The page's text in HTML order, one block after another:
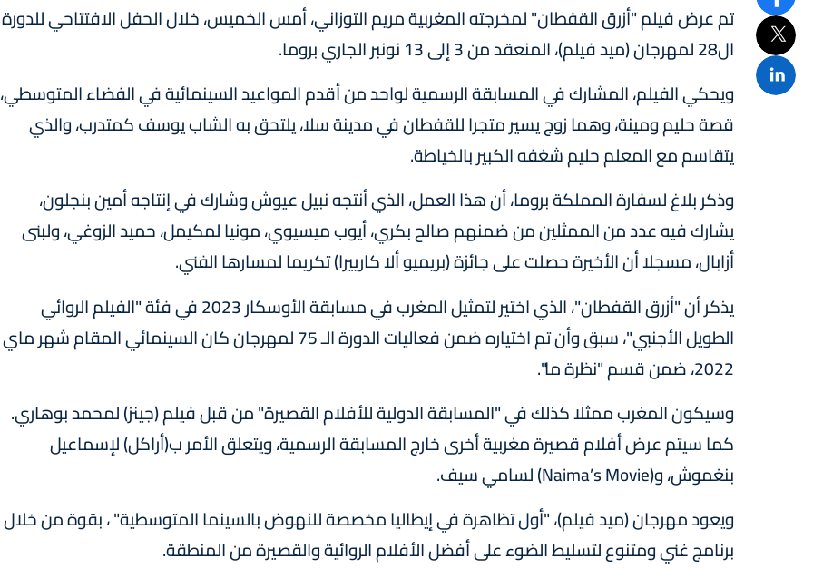
تم عرض فيلم "أزرق القفطان" لمخرجته المغربية مريم التوزاني، أمس الخميس، خلال الحفل الافتتاحي للدورة
ال28 لمهرجان (ميد فيلم)، المنعقد من 3 إلى 13 نونبر الجاري بروما.
ويحكي الفيلم، المشارك في المسابقة الرسمية لواحد من أقدم المواعيد السينمائية في الفضاء المتوسطي،
قصة حليم ومينة، وهما زوج يسير متجرا للقفطان في مدينة سلا، يلتحق به الشاب يوسف كمتدرب، والذي
يتقاسم مع المعلم حليم شغفه الكبير بالخياطة.
وذكر بلاغ لسفارة المملكة بروما، أن هذا العمل، الذي أنتجه نبيل عيوش وشارك في إنتاجه أمين بنجلون،
يشارك فيه عدد من الممثلين من ضمنهم صالح بكري، أيوب میسيوي، مونيا لمكيمل، حميد الزوغي، ولبنى
أزابال، مسجلا أن الأخيرة حصلت على جائزة (بريميو ألا كارييرا) تكريما لمسارها الفني.
يذكر أن "أزرق القفطان"، الذي اختير لتمثيل المغرب في مسابقة الأوسكار 2023 في فئة "الفيلم الروائي
الطويل الأجنبي"، سبق وأن تم اختياره ضمن فعاليات الدورة الـ 75 لمهرجان كان السينمائي المقام شهر ماي
2022، ضمن قسم "نظرة ما".
وسيكون المغرب ممثلا كذلك في "المسابقة الدولية للأفلام القصيرة" من قبل فيلم (جينز) لمحمد بوهاري.
كما سيتم عرض أفلام قصيرة مغربية أخرى خارج المسابقة الرسمية، ويتعلق الأمر ب(أراكل) لإسماعيل
بنغموش، و(Naima’s Movie) لسامي سيف.
ويعود مهرجان (ميد فيلم)، "أول تظاهرة في إيطاليا مخصصة للنهوض بالسينما المتوسطية" ، بقوة من خلال
برنامج غني ومتنوع لتسليط الضوء على أفضل الأفلام الروائية والقصيرة من المنطقة.